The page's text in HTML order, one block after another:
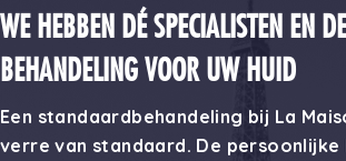
WE HEBBEN DÉ SPECIALISTEN EN
BEHANDELING VOOR UW HUID
Een standaardbehandeling bij La
verre van standaard. De persoonlijke